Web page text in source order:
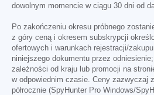
dowolnym momencie w ciągu 30 dni od
Po zakończeniu okresu próbnego
z góry ceną i okresem subskrypcji
ofertowych i warunkach rejestracji/
niniejszego dokumentu przez
zależności od kraju lub promocji na
w odpowiednim czasie. Ceny zazwyczaj
półrocznie (SpyHunter Pro Windows/